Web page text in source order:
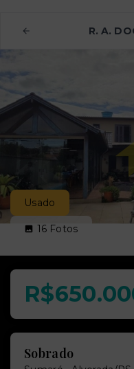
R. A.
Usado
16 Fotos
Sobrado